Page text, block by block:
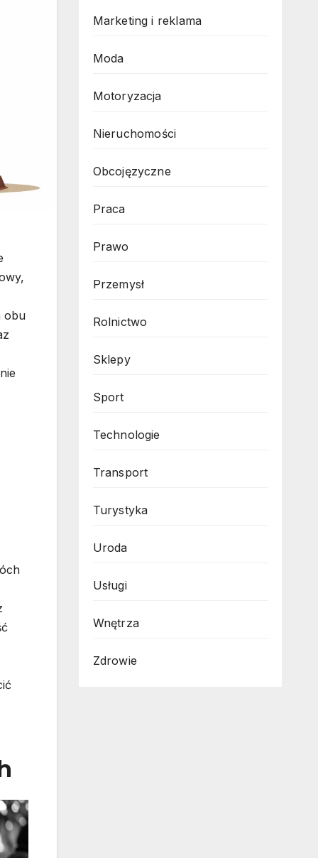
obu
Marketing i reklama
Moda
Motoryzacja
Nieruchomości
Obcojęzyczne
Praca
Prawo
Przemysł
Rolnictwo
Sklepy
Sport
Technologie
Transport
Turystyka
Uroda
Usługi
Wnętrza
Zdrowie